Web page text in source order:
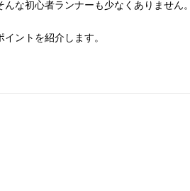
な初心者ランナーも少なくありません。
ントを紹介します。